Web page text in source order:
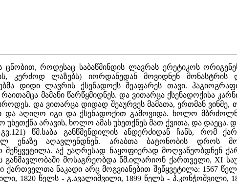
როდესაც საბაწმინდის ლავრას ერეტიკოს
კერძოდ ლაზებს) იორდანედან მოვიდნენ მონასტრის
დიდი ლავრის ქსენადოქს შეაფარეს თავი.
მამანი წარწყმიდნეს. და ვითარცა ქსენადოქისა
და ვითარცა დიდად შეაურვეს მამათა, ერთმან
და აღიღო იგი და ქსენადოქით გამოვიდა. ხოლო
უხეთქნა არავის, ხოლო ამას უხეთქნეს მათ ქვითა, და
წმ.საბა განწმენდილის ანდერძიდან ჩანს, რომ
ენაზე აღავლენდნენ. არაბთა ბატონობის დროს
შეწყვეტილა. აქ უაღრესად ნაყოფიერად მოღვაწეობდნენ
განმავლობაში მოსაგრეობდა წმ.ილარიონ ქართველი, XI
ქართველთა ნაკადი არც მოგვიანებით შეწყვეტილა: 1567
1820 წელს - გ.ავალიშვილი, 1899 წელს -